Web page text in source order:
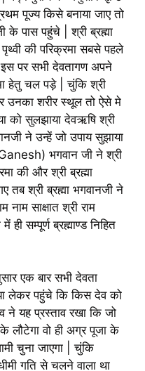
पूज्य किसे बनाया जाए तो
के पास पहुंचे | श्री ब्रह्मा
की परिक्रमा सबसे पहले
पर सभी देवतागण अपने
हेतु चल पड़े | चुंकि श्री
उनका शरीर स्थूल तो ऐसे मे
को सुलझाया देवऋषि श्री
ने उन्हें जो उपाय सुझाया
भगवान जी ने श्री
की और श्री ब्रह्मा
श्री ब्रह्मा भगवानजी ने
नाम साक्षात श्री राम
सम्पूर्ण ब्रह्माण्ड निहित
एक बार सभी देवता
लेकर पहुंचे कि किस देव को
ने यह प्रस्ताव रखा कि जो
लौटेगा वो ही अग्र पूजा के
चुना जाएगा | चुंकि
गति से चलने वाला था